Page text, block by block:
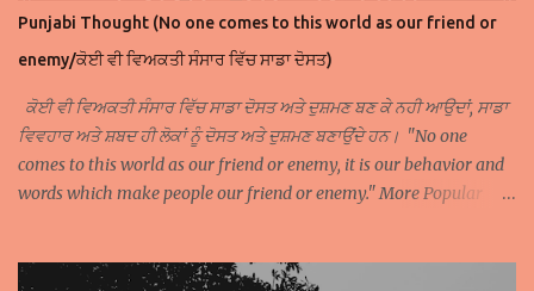
Punjabi Thought (No one comes to this world as our friend or
enemy/ਕੋਈ ਵੀ ਵਿਅਕਤੀ ਸੰਸਾਰ ਵਿੱਚ ਸਾਡਾ ਦੋਸਤ)
ਕੋਈ ਵੀ ਵਿਅਕਤੀ ਸੰਸਾਰ ਵਿੱਚ ਸਾਡਾ ਦੋਸਤ ਅਤੇ ਦੁਸ਼ਮਣ ਬਣ ਕੇ ਨਹੀ ਆਉਦਾਂ, ਸਾਡਾ
ਵਿਵਹਾਰ ਅਤੇ ਸ਼ਬਦ ਹੀ ਲੋਕਾਂ ਨੂੰ ਦੋਸਤ ਅਤੇ ਦੁਸ਼ਮਣ ਬਣਾਉਂਦੇ ਹਨ। "No one
comes to this world as our friend or enemy, it is our behavior and
words which make people our friend or enemy." More Popular
Get Punjabi Thoughts on WhatsApp Join Facebook Page of